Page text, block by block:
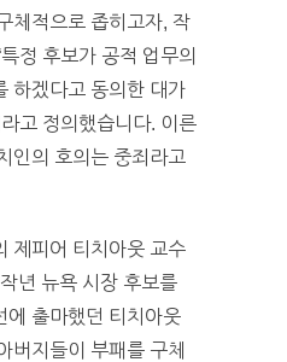
체적으로 좁히고자, 작
정 후보가 공적 업무의
하겠다고 동의한 대가
고 정의했습니다. 이른
인의 호의는 중죄라고
제피어 티치아웃 교수
년 뉴욕 시장 후보를
에 출마했던 티치아웃
버지들이 부패를 구체